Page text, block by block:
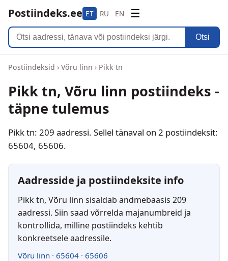
Postiindeks.ee ET RU EN ☰
Otsi
Postiindeksid › Võru linn › Pikk tn
Pikk tn, Võru linn postiindeks -
täpne tulemus
Pikk tn: 209 aadressi. Sellel tänaval on 2 postiindeksit:
65604, 65606.
Aadresside ja postiindeksite info
Pikk tn, Võru linn sisaldab andmebaasis 209
aadressi. Siin saad võrrelda majanumbreid ja
kontrollida, milline postiindeks kehtib
konkreetsele aadressile.
Võru linn · 65604 · 65606